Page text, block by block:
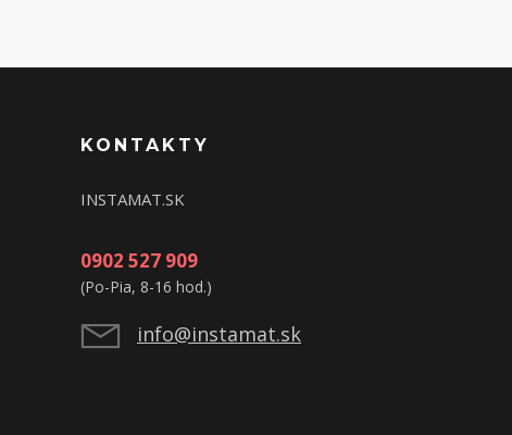
KONTAKTY
INSTAMAT.SK
0902 527 909
(Po-Pia, 8-16 hod.)
info@instamat.sk